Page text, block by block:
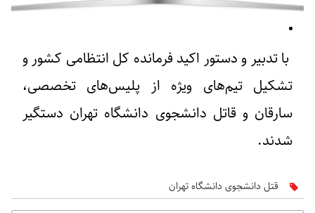
با تدبیر و دستور اکید فرمانده کل انتظامی کشور و
تشکیل تیم‌های ویژه از پلیس‌های تخصصی،
سارقان و قاتل دانشجوی دانشگاه تهران دستگیر
شدند.
قتل دانشجوی دانشگاه تهران